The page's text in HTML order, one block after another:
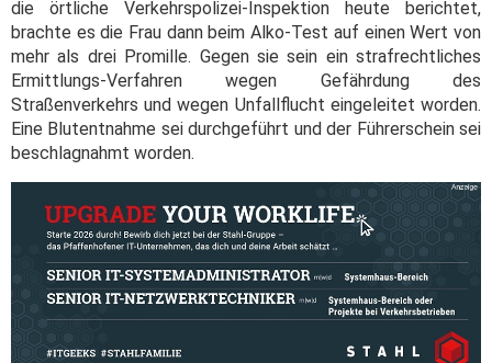
die örtliche Verkehrspolizei-Inspektion heute berichtet,
brachte es die Frau dann beim Alko-Test auf einen Wert von
mehr als drei Promille. Gegen sie sein ein strafrechtliches
Ermittlungs-Verfahren wegen Gefährdung des
Straßenverkehrs und wegen Unfallflucht eingeleitet worden.
Eine Blutentnahme sei durchgeführt und der Führerschein sei
beschlagnahmt worden.